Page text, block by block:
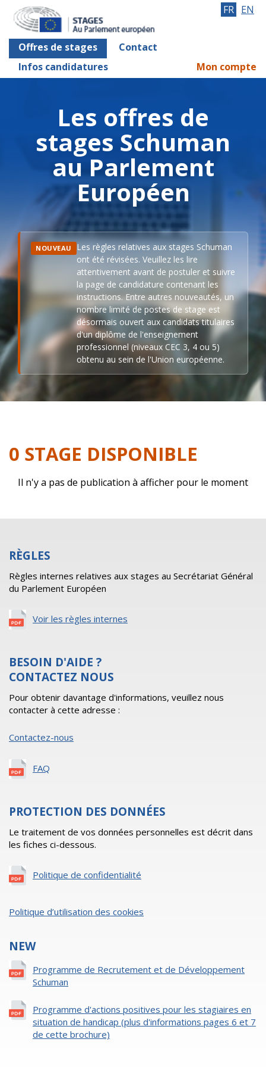
Offres de stages
Contact
Infos candidatures
FR EN
Mon compte
Les offres de
stages Schuman
au Parlement
Européen
NOUVEAU
Les règles relatives aux stages Schuman
ont été révisées. Veuillez les lire
attentivement avant de postuler et suivre
la page de candidature contenant les
instructions. Entre autres nouveautés, un
nombre limité de postes de stage est
désormais ouvert aux candidats titulaires
d'un diplôme de l'enseignement
professionnel (niveaux CEC 3, 4 ou 5)
obtenu au sein de l'Union européenne.
0 STAGE DISPONIBLE
Il n'y a pas de publication à afficher pour le moment
RÈGLES
Règles internes relatives aux stages au Secrétariat Général
du Parlement Européen
Voir les règles internes
BESOIN D'AIDE ?
CONTACTEZ NOUS
Pour obtenir davantage d'informations, veuillez nous
contacter à cette adresse :
Contactez-nous
FAQ
PROTECTION DES DONNÉES
Le traitement de vos données personnelles est décrit dans
les fiches ci-dessous.
Politique de confidentialité
Politique d’utilisation des cookies
NEW
Programme de Recrutement et de Développement
Schuman
Programme d'actions positives pour les stagiaires en
situation de handicap (plus d'informations pages 6 et 7
de cette brochure)